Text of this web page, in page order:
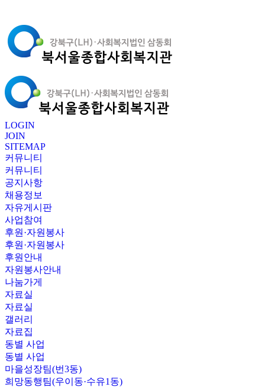
LOGIN
JOIN
SITEMAP
커뮤니티
커뮤니티
공지사항
채용정보
자유게시판
사업참여
후원·자원봉사
후원·자원봉사
후원안내
자원봉사안내
나눔가게
자료실
자료실
갤러리
자료집
동별 사업
동별 사업
마을성장팀(번3동)
희망동행팀(우이동·수유1동)